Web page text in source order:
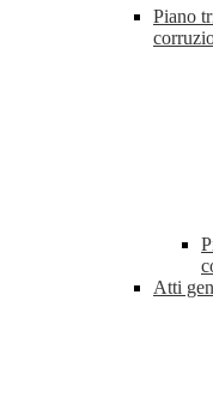
Piano
Atti